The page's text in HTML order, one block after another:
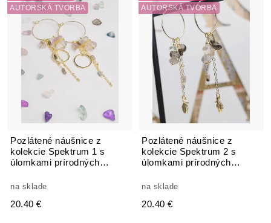
Pozlátené náušnice z
kolekcie Spektrum 1 s
úlomkami prírodných
AUTORSKÁ TVORBA
na sklade
20.40 €
Pozlátené náušnice z
kolekcie Spektrum 2 s
úlomkami prírodných
AUTORSKÁ TVORBA
na sklade
20.40 €